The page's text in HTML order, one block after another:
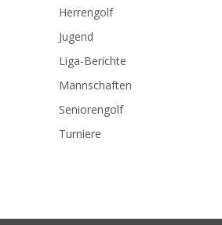
Herrengolf
Jugend
Liga-Berichte
Mannschaften
Seniorengolf
Turniere